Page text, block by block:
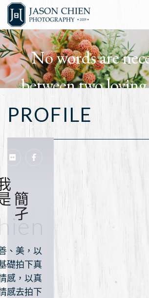
No words are
between two
簡孑影像工作室
PROFILE
簡孑
、美，以
礎拍下真
感，以真
感去拍下